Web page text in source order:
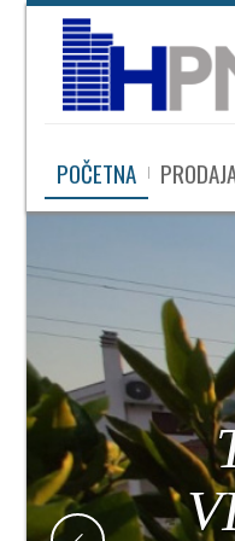
POČETNA